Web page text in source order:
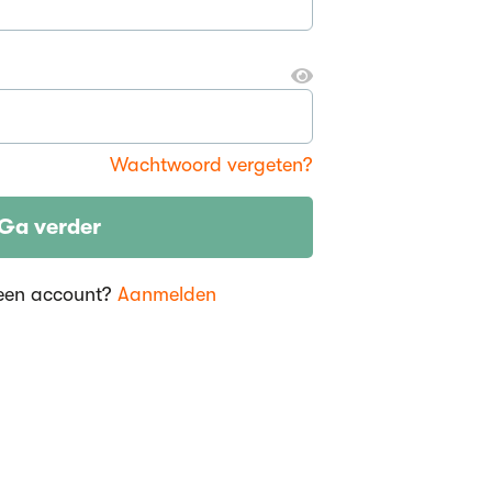
Wachtwoord vergeten?
verder
account? Aanmelden